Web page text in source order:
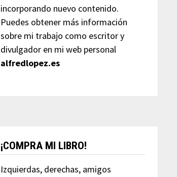
incorporando nuevo contenido.
Puedes obtener más información
sobre mi trabajo como escritor y
divulgador en mi web personal
alfredlopez.es
¡COMPRA MI LIBRO!
Izquierdas, derechas, amigos